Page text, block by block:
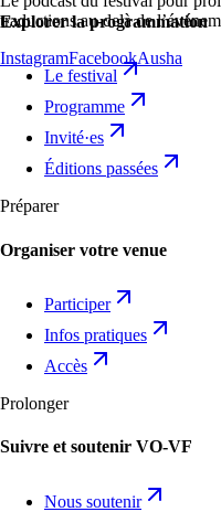
traductions au-delà de
InstagramFacebookAusha
Explorer la programmation
Le festival
Programme
Invité·es
Éditions passées
Préparer
Organiser votre venue
Participer
Infos pratiques
Accès
Prolonger
Suivre et soutenir VO-VF
Nous soutenir